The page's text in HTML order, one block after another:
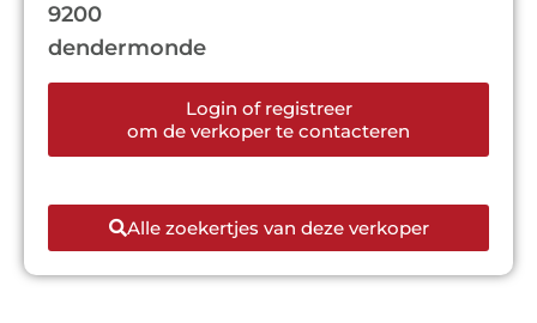
9200
dendermonde
Login of registreer
om de verkoper te contacteren
Alle zoekertjes van deze verkoper